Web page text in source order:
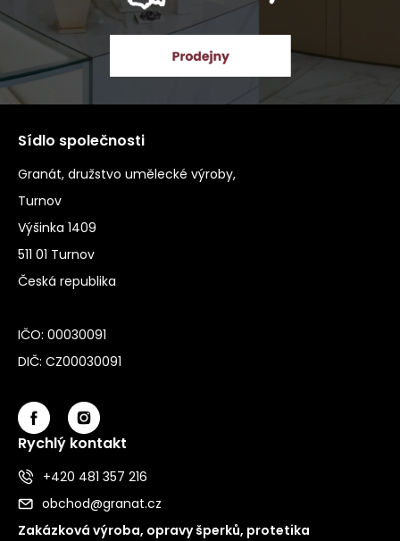
Sídlo společnosti
Granát, družstvo umělecké výroby,
Turnov
Výšinka 1409
511 01 Turnov
Česká republika
IČO: 00030091
DIČ: CZ00030091
Rychlý kontakt
+420 481 357 216
obchod@granat.cz
Zakázková výroba, opravy šperků, protetika